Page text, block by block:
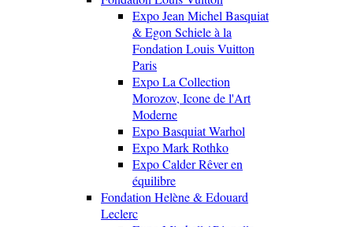
Expo Jean Michel Basquiat
& Egon Schiele à la
Fondation Louis Vuitton
Paris
Expo La Collection
Morozov, Icone de l'Art
Moderne
Expo Basquiat Warhol
Expo Mark Rothko
Expo Calder Rêver en
équilibre
Fondation Helène & Edouard
Leclerc